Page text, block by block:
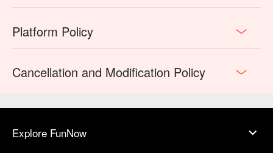
Platform Policy
Cancellation and Modification Policy
Explore FunNow